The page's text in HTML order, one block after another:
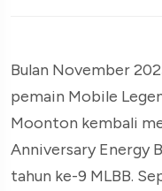
Bulan November
pemain Mobile
Moonton kembali
Anniversary Energy
tahun ke-9 MLBB.